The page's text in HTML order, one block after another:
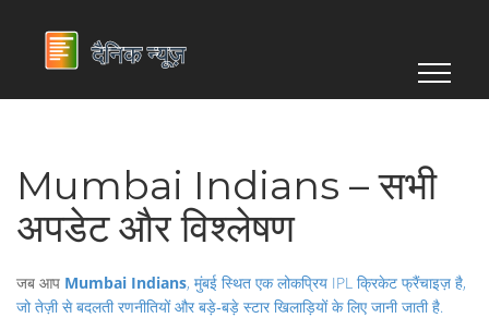
Mumbai Indians – सभी
अपडेट और विश्लेषण
जब आप Mumbai Indians, मुंबई स्थित एक लोकप्रिय IPL क्रिकेट फ्रैंचाइज़ है,
जो तेज़ी से बदलती रणनीतियों और बड़े‑बड़े स्टार खिलाड़ियों के लिए जानी जाती है.